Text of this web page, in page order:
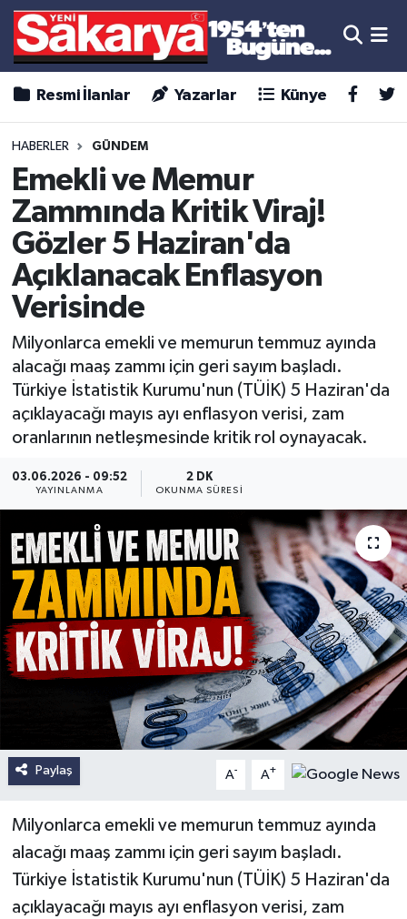
Resmi İlanlar Yazarlar Künye
HABERLER GÜNDEM
Emekli ve Memur
Zammında Kritik Viraj!
Gözler 5 Haziran'da
Açıklanacak Enflasyon
Verisinde
Milyonlarca emekli ve memurun temmuz ayında
alacağı maaş zammı için geri sayım başladı.
Türkiye İstatistik Kurumu'nun (TÜİK) 5 Haziran'da
açıklayacağı mayıs ayı enflasyon verisi, zam
oranlarının netleşmesinde kritik rol oynayacak.
03.06.2026 - 09:52
YAYINLANMA
2 DK
OKUNMA SÜRESI
Paylaş A- A+
Milyonlarca emekli ve memurun temmuz ayında
alacağı maaş zammı için geri sayım başladı.
Türkiye İstatistik Kurumu'nun (TÜİK) 5 Haziran'da
açıklayacağı mayıs ayı enflasyon verisi, zam